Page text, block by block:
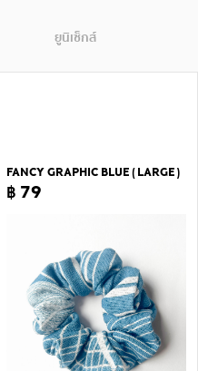
ยูนิเซ็กส์
FANCY GRAPHIC BLUE ( LARGE )
฿ 79